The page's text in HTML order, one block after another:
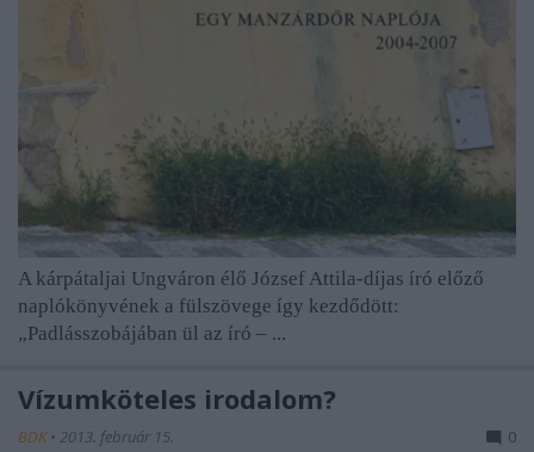
A kárpátaljai Ungváron élő József Attila-díjas író előző
naplókönyvének a fülszövege így kezdődött:
„Padlásszobájában ül az író – ...
Vízumköteles irodalom?
BDK • 2013. február 15. 0